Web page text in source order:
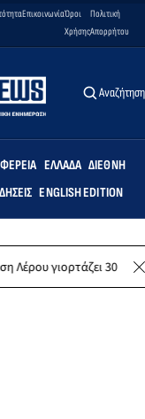
ΕπικοινωνίαΌροι
Χρήσης
Πολιτική
Απορρήτου
Αναζήτηση
ΕΛΛΆΔΑ ΔΙΕΘΝΉ
ENGLISH EDITION
γιορτάζει 30 χρόνια